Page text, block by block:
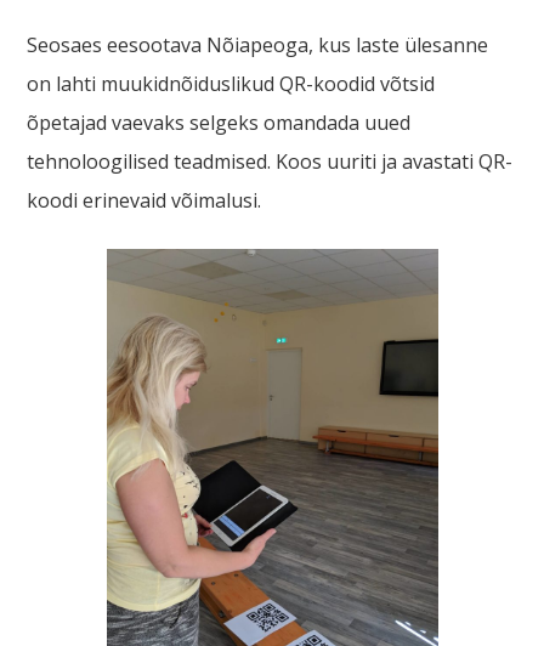
Seosaes eesootava Nõiapeoga, kus laste ülesanne
on lahti muukidnõiduslikud QR-koodid võtsid
õpetajad vaevaks selgeks omandada uued
tehnoloogilised teadmised. Koos uuriti ja avastati QR-
koodi erinevaid võimalusi.